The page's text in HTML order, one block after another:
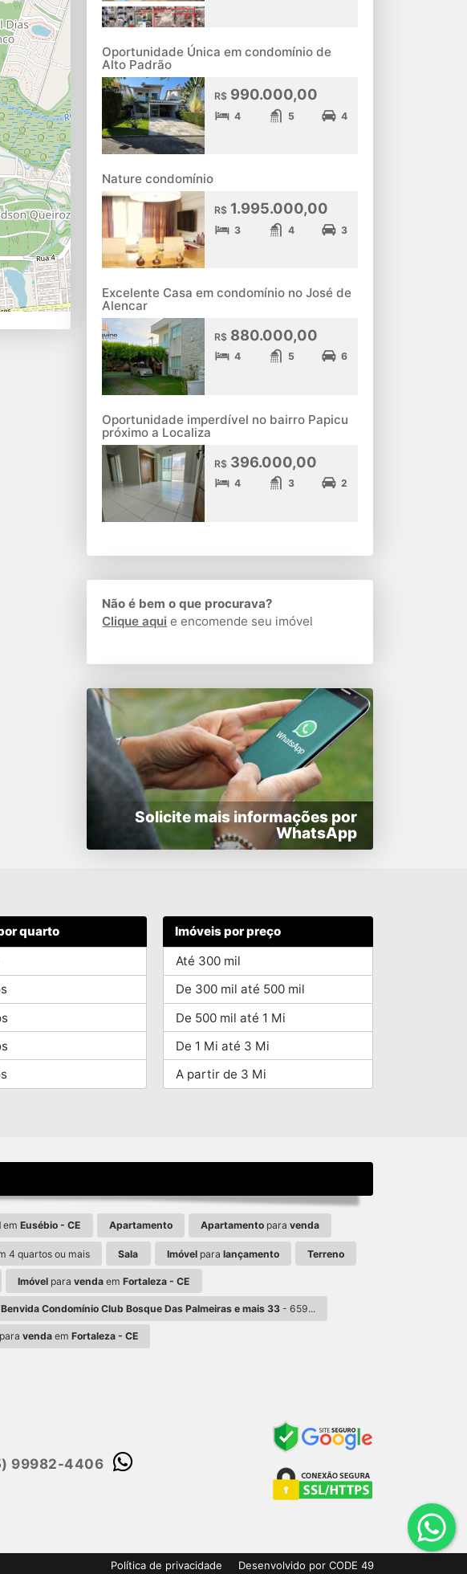
Oportunidade Única em condomínio de
Alto Padrão
R$990.000,00
4 5 4
Nature condomínio
R$1.995.000,00
3 4 3
Excelente Casa em condomínio no José de
Alencar
R$880.000,00
4 5 6
Oportunidade imperdível no bairro Papicu
próximo a Localiza
R$396.000,00
4 3 2
Não é bem o que procurava?
Clique aqui e encomende seu imóvel
Solicite mais informações por
WhatsApp
quarto
Imóveis por preço
Até 300 mil
De 300 mil até 500 mil
De 500 mil até 1 Mi
De 1 Mi até 3 Mi
A partir de 3 Mi
emEusébio - CE Apartamento Apartamento paravenda
4 quartos ou mais Sala Imóvelpara lançamento Terreno
Imóvel paravenda emFortaleza - CE
Condomínio Club Bosque Das Palmeiras e mais 33- 659...
paravenda emFortaleza - CE
99982-4406
Política de privacidade Desenvolvido por CODE 49